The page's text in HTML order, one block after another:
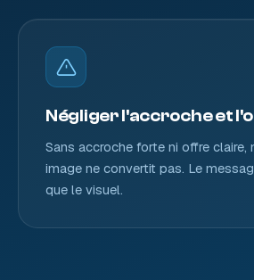
Négliger l'accroche et
Sans accroche forte ni offre claire,
image ne convertit pas. Le
que le visuel.